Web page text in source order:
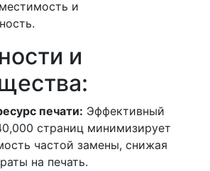
и
и
печати: Эффективный
страниц минимизирует
частой замены, снижая
на печать.